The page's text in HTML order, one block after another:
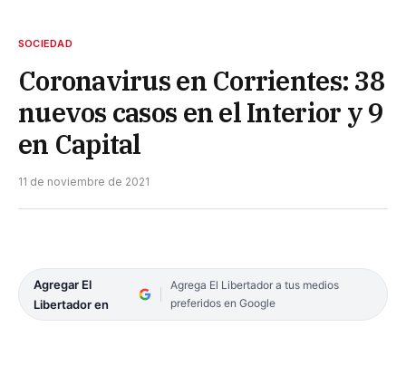
SOCIEDAD
Coronavirus en Corrientes: 38
nuevos casos en el Interior y 9
en Capital
11 de noviembre de 2021
Agregar El
Libertador en
Agrega El Libertador a tus medios
preferidos en Google